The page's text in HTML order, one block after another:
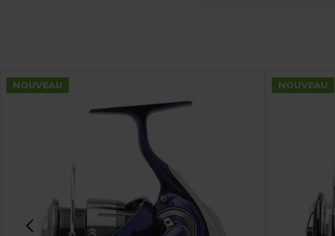
NOUVEAU NOUVEAU